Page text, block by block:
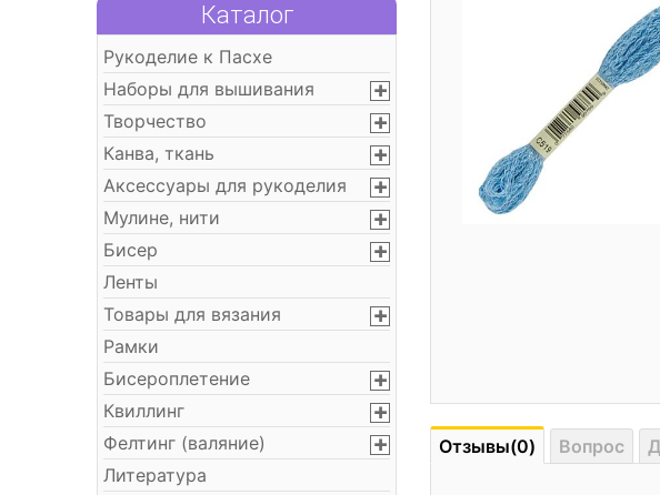
Каталог
Рукоделие к Пасхе
Наборы для вышивания
Творчество
Канва, ткань
Аксессуары для рукоделия
Мулине, нити
Бисер
Ленты
Товары для вязания
Рамки
Бисероплетение
Квиллинг
Фелтинг (валяние)
Литература
Отзывы(0) Вопрос